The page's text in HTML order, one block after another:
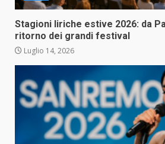
Stagioni liriche estive 2026: da
ritorno dei grandi festival
Luglio 14, 2026